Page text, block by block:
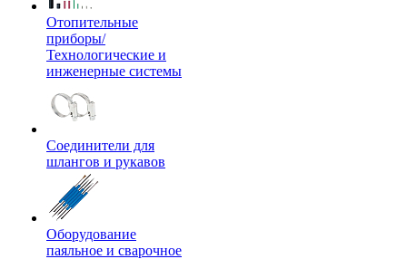
Отопительные
приборы/
Технологические и
инженерные системы
Соединители для
шлангов и рукавов
Оборудование
паяльное и сварочное